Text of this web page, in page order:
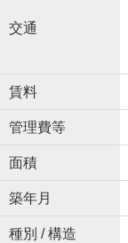
交通
賃料
管理費等
面積
築年月
種別 / 構造